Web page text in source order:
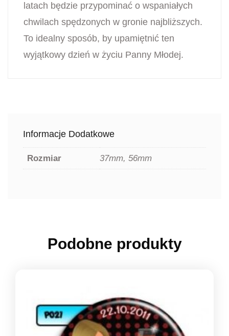
latach będzie przypominać o wspaniałych
chwilach spędzonych w gronie najbliższych.
To idealny sposób, by upamiętnić ten
wyjątkowy dzień w życiu Panny Młodej.
Informacje Dodatkowe
Rozmiar 37mm, 56mm
Podobne produkty